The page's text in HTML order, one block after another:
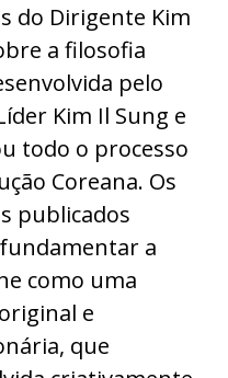
do Dirigente Kim
a filosofia
pelo
Kim Il Sung e
todo o processo
Coreana. Os
publicados
a
como uma
e
que